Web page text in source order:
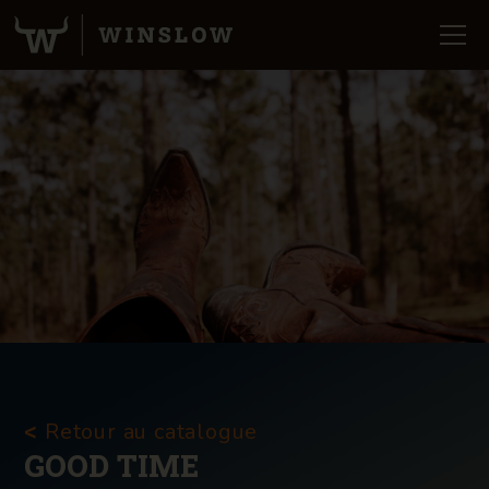
< Retour au catalogue
GOOD TIME